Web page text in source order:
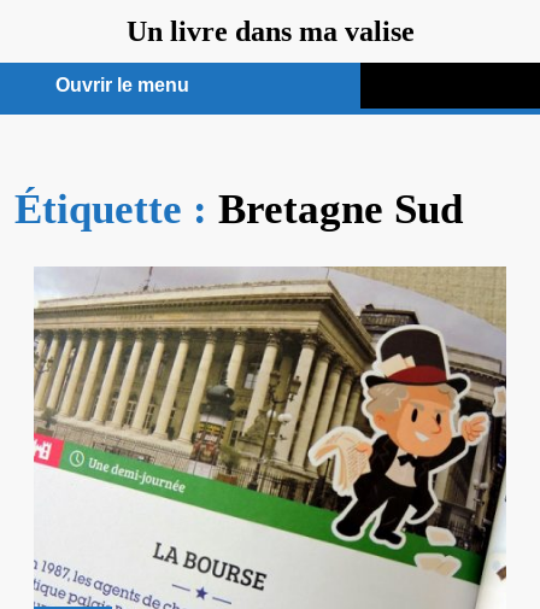
contenu
Un livre dans ma valise
Ouvrir le menu
menu
Étiquette : Bretagne Sud